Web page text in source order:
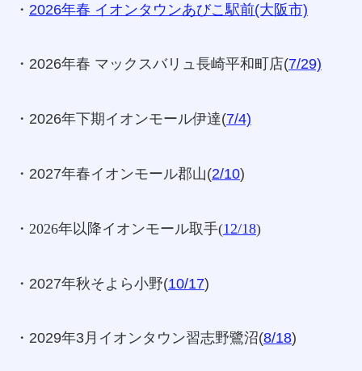
・ 2026年春 イオンタウンあびこ駅前(大阪市)
・2026年春 マックスバリュ長崎平和町店(7/29)
・2026年下期イオンモール伊達(7/4)
・2027年春イオンモール郡山(2/10)
・2026年以降イオンモール取手(12/18)
・2027年秋そよら小野(10/17)
・2029年3月イオンタウン習志野鷺沼(8/18)